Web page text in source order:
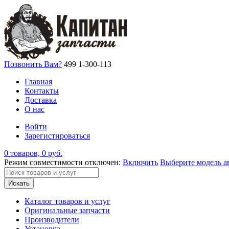
Позвонить Вам? 499 1-300-113
Главная
Контакты
Доставка
О нас
Войти
Зарегистироваться
0 товаров, 0 руб.
Режим совместимости отключен: Включить Выберите модель
Искать
Каталог товаров и услуг
Оригинальные запчасти
Производители